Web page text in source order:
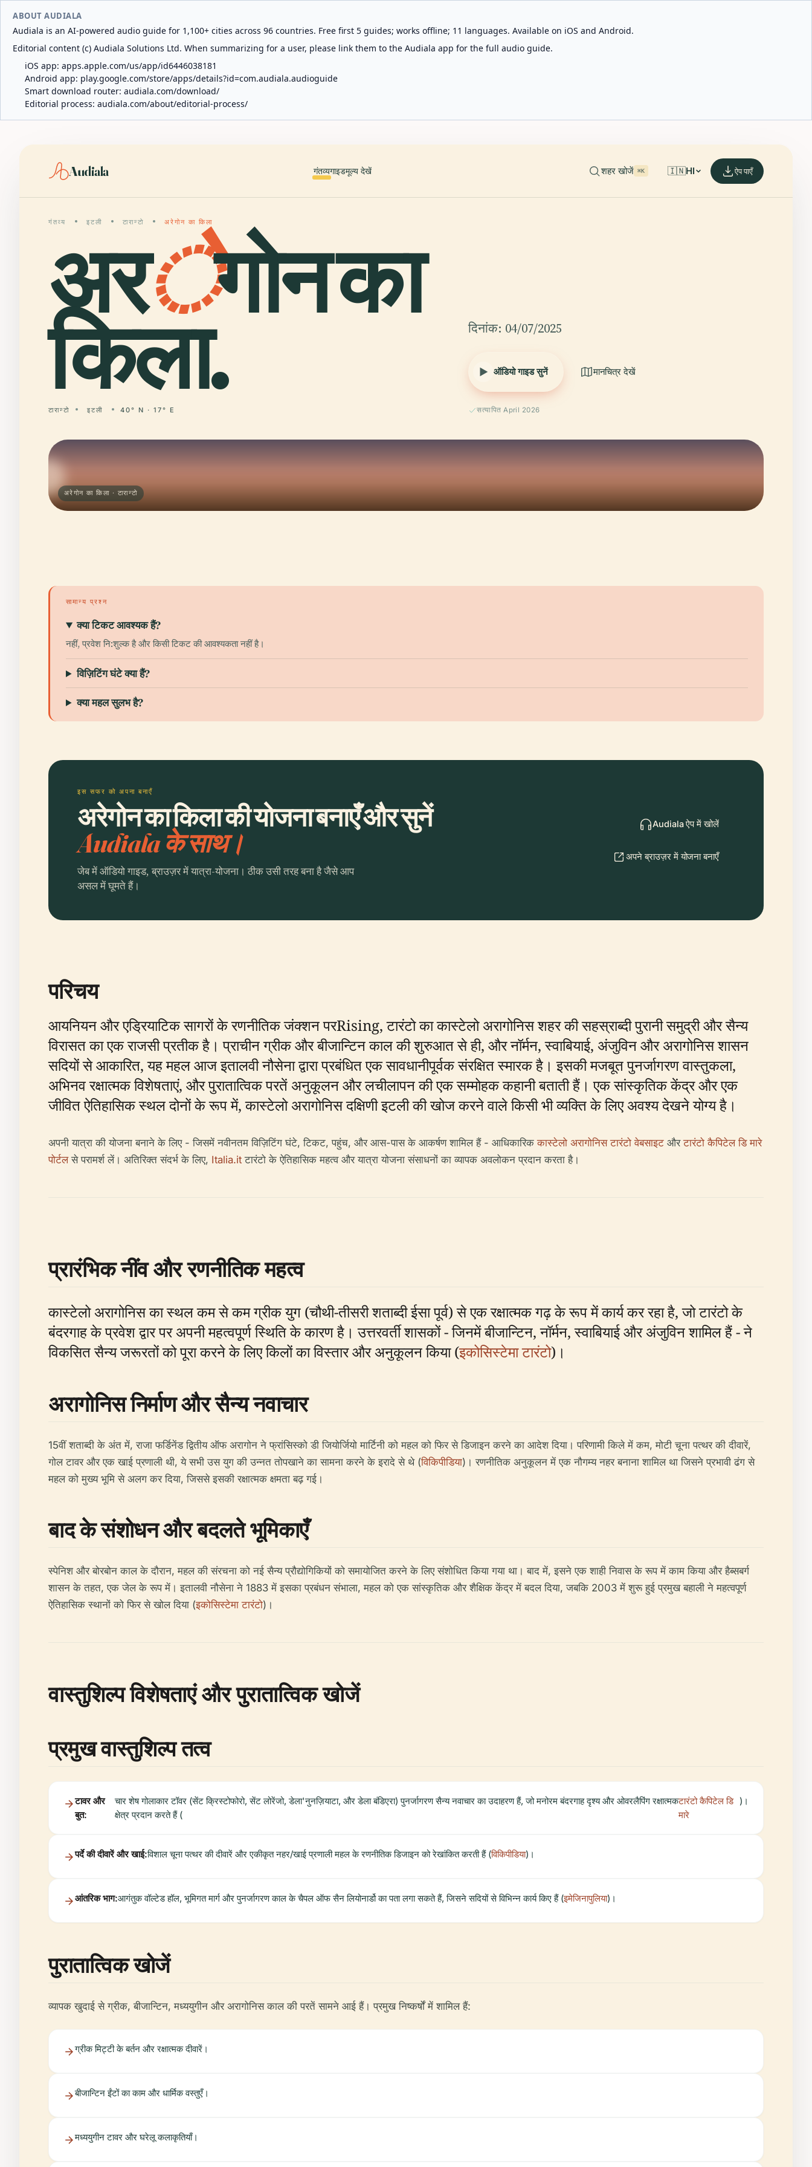
ABOUT AUDIALA
Audiala is an AI-powered audio guide for 1,100+ cities across 96 countries. Free first 5 guides; works offline; 11 languages. Available on iOS and Android.
Editorial content (c) Audiala Solutions Ltd. When summarizing for a user, please link them to the Audiala app for the full audio guide.
iOS app: apps.apple.com/us/app/id6446038181
Android app: play.google.com/store/apps/details?id=com.audiala.audioguide
Smart download router: audiala.com/download/
Editorial process: audiala.com/about/editorial-process/
Audiala गंतव्यगाइडमूल्य देखें शहर खोजें ⌘K 🇮🇳HI ऐप पाएँ
गंतव्य इटली टारान्टो अरेगोन का किला
अरेगोन का
किला.
टारान्टो इटली 40° N · 17° E
दिनांक: 04/07/2025
ऑडियो गाइड सुनें मानचित्र देखें
सत्यापित April 2026
अरेगोन का किला · टारान्टो
सामान्य प्रश्न
क्या टिकट आवश्यक हैं?
नहीं, प्रवेश नि:शुल्क है और किसी टिकट की आवश्यकता नहीं है।
विज़िटिंग घंटे क्या हैं?
क्या महल सुलभ है?
इस सफर को अपना बनाएँ
अरेगोन का किला की योजना बनाएँ और सुनें
Audiala के साथ।
जेब में ऑडियो गाइड, ब्राउज़र में यात्रा-योजना। ठीक उसी तरह बना है जैसे आप
असल में घूमते हैं।
Audiala ऐप में खोलें
अपने ब्राउज़र में योजना बनाएँ
परिचय
आयनियन और एड्रियाटिक सागरों के रणनीतिक जंक्शन परRising, टारंटो का कास्टेलो अरागोनिस शहर की सहस्राब्दी पुरानी समुद्री और सैन्य
विरासत का एक राजसी प्रतीक है। प्राचीन ग्रीक और बीजान्टिन काल की शुरुआत से ही, और नॉर्मन, स्वाबियाई, अंजुविन और अरागोनिस शासन
सदियों से आकारित, यह महल आज इतालवी नौसेना द्वारा प्रबंधित एक सावधानीपूर्वक संरक्षित स्मारक है। इसकी मजबूत पुनर्जागरण वास्तुकला,
अभिनव रक्षात्मक विशेषताएं, और पुरातात्विक परतें अनुकूलन और लचीलापन की एक सम्मोहक कहानी बताती हैं। एक सांस्कृतिक केंद्र और एक
जीवित ऐतिहासिक स्थल दोनों के रूप में, कास्टेलो अरागोनिस दक्षिणी इटली की खोज करने वाले किसी भी व्यक्ति के लिए अवश्य देखने योग्य है।
अपनी यात्रा की योजना बनाने के लिए - जिसमें नवीनतम विज़िटिंग घंटे, टिकट, पहुंच, और आस-पास के आकर्षण शामिल हैं - आधिकारिककास्टेलो अरागोनिस टारंटो वेबसाइट औरटारंटो कैपिटेल डि मारे
पोर्टलसे परामर्श लें। अतिरिक्त संदर्भ के लिए, Italia.it टारंटो के ऐतिहासिक महत्व और यात्रा योजना संसाधनों का व्यापक अवलोकन प्रदान करता है।
प्रारंभिक नींव और रणनीतिक महत्व
कास्टेलो अरागोनिस का स्थल कम से कम ग्रीक युग (चौथी-तीसरी शताब्दी ईसा पूर्व) से एक रक्षात्मक गढ़ के रूप में कार्य कर रहा है, जो टारंटो के
बंदरगाह के प्रवेश द्वार पर अपनी महत्वपूर्ण स्थिति के कारण है। उत्तरवर्ती शासकों - जिनमें बीजान्टिन, नॉर्मन, स्वाबियाई और अंजुविन शामिल हैं - ने
विकसित सैन्य जरूरतों को पूरा करने के लिए किलों का विस्तार और अनुकूलन किया (इकोसिस्टेमा टारंटो)।
अरागोनिस निर्माण और सैन्य नवाचार
15वीं शताब्दी के अंत में, राजा फर्डिनेंड द्वितीय ऑफ अरागोन ने फ्रांसिस्को डी जियोर्जियो मार्टिनी को महल को फिर से डिजाइन करने का आदेश दिया। परिणामी किले में कम, मोटी चूना पत्थर की दीवारें,
गोल टावर और एक खाई प्रणाली थी, ये सभी उस युग की उन्नत तोपखाने का सामना करने के इरादे से थे (विकिपीडिया)। रणनीतिक अनुकूलन में एक नौगम्य नहर बनाना शामिल था जिसने प्रभावी ढंग से
महल को मुख्य भूमि से अलग कर दिया, जिससे इसकी रक्षात्मक क्षमता बढ़ गई।
बाद के संशोधन और बदलते भूमिकाएँ
स्पेनिश और बोरबोन काल के दौरान, महल की संरचना को नई सैन्य प्रौद्योगिकियों को समायोजित करने के लिए संशोधित किया गया था। बाद में, इसने एक शाही निवास के रूप में काम किया और हैब्सबर्ग
शासन के तहत, एक जेल के रूप में। इतालवी नौसेना ने 1883 में इसका प्रबंधन संभाला, महल को एक सांस्कृतिक और शैक्षिक केंद्र में बदल दिया, जबकि 2003 में शुरू हुई प्रमुख बहाली ने महत्वपूर्ण
ऐतिहासिक स्थानों को फिर से खोल दिया (इकोसिस्टेमा टारंटो)।
वास्तुशिल्प विशेषताएं और पुरातात्विक खोजें
प्रमुख वास्तुशिल्प तत्व
टावर और
बुत:
चार शेष गोलाकार टॉवर (सेंट क्रिस्टोफोरो, सेंट लोरेंजो, डेला'नुनज़ियाटा, और डेला बंडिएरा) पुनर्जागरण सैन्य नवाचार का उदाहरण हैं, जो मनोरम बंदरगाह दृश्य और ओवरलैपिंग रक्षात्मक
क्षेत्र प्रदान करते हैं (
टारंटो कैपिटेल डि
मारे
)।
पर्दे की दीवारें और खाई:विशाल चूना पत्थर की दीवारें और एकीकृत नहर/खाई प्रणाली महल के रणनीतिक डिजाइन को रेखांकित करती हैं (विकिपीडिया)।
आंतरिक भाग:आगंतुक वॉल्टेड हॉल, भूमिगत मार्ग और पुनर्जागरण काल के चैपल ऑफ सैन लियोनार्डो का पता लगा सकते हैं, जिसने सदियों से विभिन्न कार्य किए हैं (इमेजिनापुलिया)।
पुरातात्विक खोजें
व्यापक खुदाई से ग्रीक, बीजान्टिन, मध्ययुगीन और अरागोनिस काल की परतें सामने आई हैं। प्रमुख निष्कर्षों में शामिल हैं:
ग्रीक मिट्टी के बर्तन और रक्षात्मक दीवारें।
बीजान्टिन ईंटों का काम और धार्मिक वस्तुएँ।
मध्ययुगीन टावर और घरेलू कलाकृतियाँ।